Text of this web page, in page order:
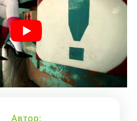
Автор: